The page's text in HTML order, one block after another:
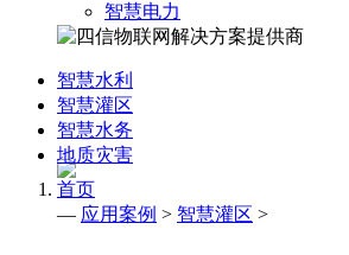
智慧电力
智慧水利
智慧灌区
智慧水务
地质灾害
首页
— 应用案例 > 智慧灌区 >